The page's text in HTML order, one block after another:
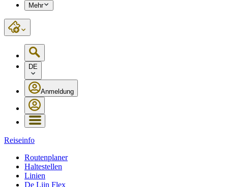
Mehr
DE
Anmeldung
Reiseinfo
Routenplaner
Haltestellen
Linien
De Lijn Flex